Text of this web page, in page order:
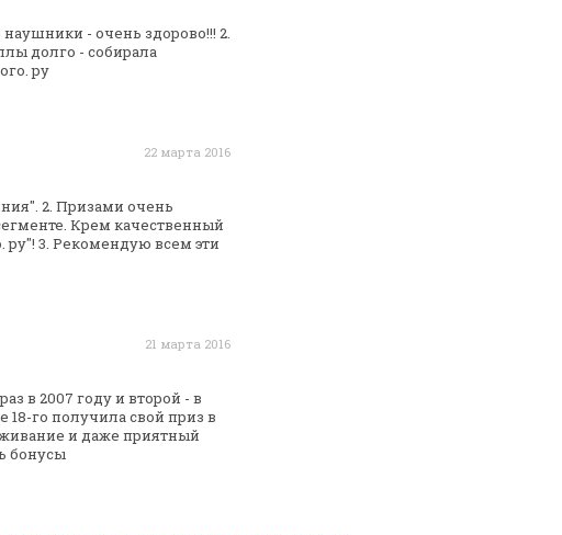
- очень здорово!!! 2.
долго - собирала
ру
22 марта 2016
2. Призами очень
Крем качественный
ру"! 3. Рекомендую всем эти
21 марта 2016
в 2007 году и второй - в
18-го получила свой приз в
и даже приятный
бонусы